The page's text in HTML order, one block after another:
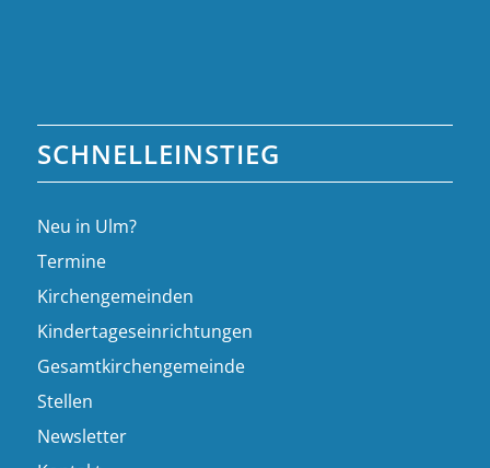
SCHNELLEINSTIEG
Neu in Ulm?
Termine
Kirchengemeinden
Kindertageseinrichtungen
Gesamtkirchengemeinde
Stellen
Newsletter